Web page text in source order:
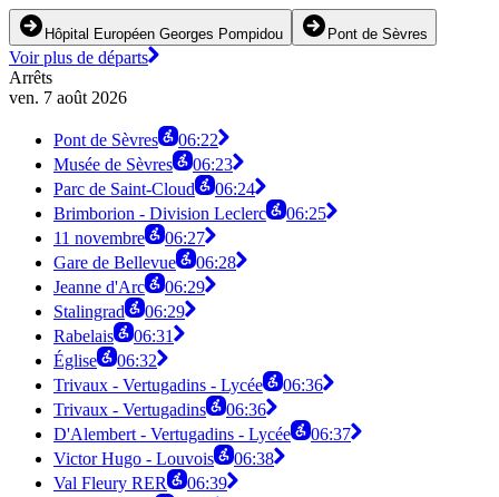
Hôpital Européen Georges Pompidou Pont de Sèvres
Voir plus de départs
Arrêts
ven. 7 août 2026
Pont de Sèvres
06:22
Musée de Sèvres
06:23
Parc de Saint-Cloud
06:24
Brimborion - Division Leclerc
06:25
11 novembre
06:27
Gare de Bellevue
06:28
Jeanne d'Arc
06:29
Stalingrad
06:29
Rabelais
06:31
Église
06:32
Trivaux - Vertugadins - Lycée
06:36
Trivaux - Vertugadins
06:36
D'Alembert - Vertugadins - Lycée
06:37
Victor Hugo - Louvois
06:38
Val Fleury RER
06:39